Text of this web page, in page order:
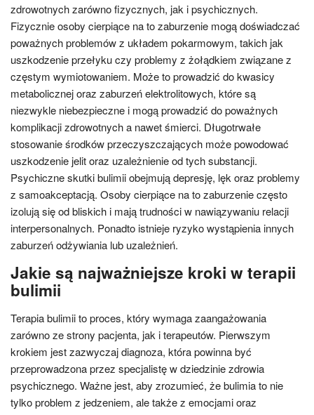
zdrowotnych zarówno fizycznych, jak i psychicznych.
Fizycznie osoby cierpiące na to zaburzenie mogą doświadczać
poważnych problemów z układem pokarmowym, takich jak
uszkodzenie przełyku czy problemy z żołądkiem związane z
częstym wymiotowaniem. Może to prowadzić do kwasicy
metabolicznej oraz zaburzeń elektrolitowych, które są
niezwykle niebezpieczne i mogą prowadzić do poważnych
komplikacji zdrowotnych a nawet śmierci. Długotrwałe
stosowanie środków przeczyszczających może powodować
uszkodzenie jelit oraz uzależnienie od tych substancji.
Psychiczne skutki bulimii obejmują depresję, lęk oraz problemy
z samoakceptacją. Osoby cierpiące na to zaburzenie często
izolują się od bliskich i mają trudności w nawiązywaniu relacji
interpersonalnych. Ponadto istnieje ryzyko wystąpienia innych
zaburzeń odżywiania lub uzależnień.
Jakie są najważniejsze kroki w terapii
bulimii
Terapia bulimii to proces, który wymaga zaangażowania
zarówno ze strony pacjenta, jak i terapeutów. Pierwszym
krokiem jest zazwyczaj diagnoza, która powinna być
przeprowadzona przez specjalistę w dziedzinie zdrowia
psychicznego. Ważne jest, aby zrozumieć, że bulimia to nie
tylko problem z jedzeniem, ale także z emocjami oraz